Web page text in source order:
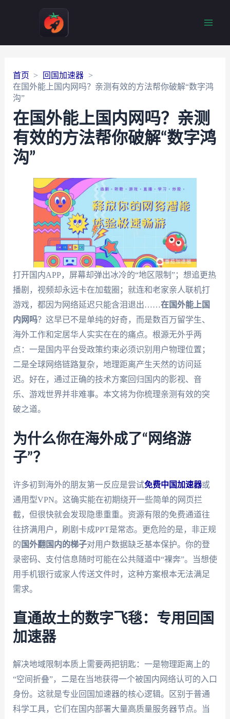
首页
回国加速器
在国外能上国内网吗？亲测有效的方法帮你破解“数字鸿
沟”
在国外能上国内网吗？亲测
有效的方法帮你破解“数字鸿
沟”
打开国内APP，屏幕却弹出冰冷的“地区限制”；想追更热
播剧，视频却永远卡在加载圈；就连和老家亲人联机打
游戏，都因为网络延迟只能含泪退出……在国外能上国
内网吗？这早已不是单纯的好奇，而是数百万留学生、
海外工作和定居华人实实在在的痛点。根源无外乎两
点：一是国内平台受政策约束必须识别用户物理位置；
二是全球网络链路复杂，地理距离产生天然的访问延
迟。好在，通过正确的技术方案回归国内的影视、音
乐、游戏世界并非难事。本文将为你梳理亲测有效的突
破之道。
为什么你在海外成了“网络游
子”？
许多初到海外的朋友第一反应是尝试免费中国加速器或
通用型VPN。这确实能在初期绕开一些简单的网页拦
截，但很快就会发现隐患重重。资源有限的免费通道往
往挤满用户，刷剧卡成PPT是常态。更危险的是，非正规
的 国外翻国内的梯子对用户数据缺乏基本保护。你的登
录密码、支付信息随时可能在公共隧道中“裸奔”。当想使
用手机银行或家人传送文件时，这种方案根本无法满足
需求。
直通故土的数字飞毯：专用回国
加速器
解决地域限制本质上需要两把钥匙：一是物理距离上的
“空间折叠”，二是在当地获得一个被国内网络认可的入口
身份。这就是专业回国加速器的核心逻辑。区别于普通
科学工具，它们在国内部署大量高质量服务器节点。当